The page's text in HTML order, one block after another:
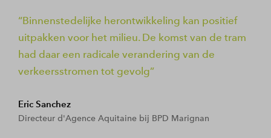
Binnenstedelijke herontwikkeling kan positief
uitpakken voor het milieu. De komst van de tram
had daar een radicale verandering van de
verkeersstromen tot gevolg
Eric Sanchez
Directeur d'Agence Aquitaine bij BPD Marignan